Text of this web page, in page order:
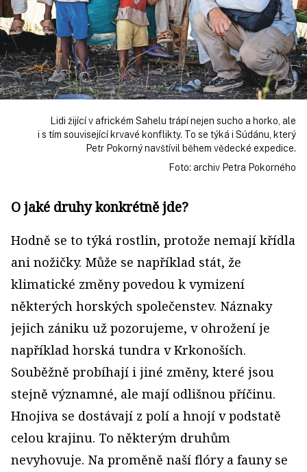
Lidi žijící v africkém Sahelu trápí nejen sucho a horko, ale
i s tím související krvavé konflikty. To se týká i Súdánu, který
Petr Pokorný navštívil během vědecké expedice.
Foto: archiv Petra Pokorného
O jaké druhy konkrétně jde?
Hodně se to týká rostlin, protože nemají křídla
ani nožičky. Může se například stát, že
klimatické změny povedou k vymizení
některých horských společenstev. Náznaky
jejich zániku už pozorujeme, v ohrožení je
například horská tundra v Krkonoších.
Souběžně probíhají i jiné změny, které jsou
stejně významné, ale mají odlišnou příčinu.
Hnojiva se dostávají z polí a hnojí v podstatě
celou krajinu. To některým druhům
nevyhovuje. Na proměně naší flóry a fauny se